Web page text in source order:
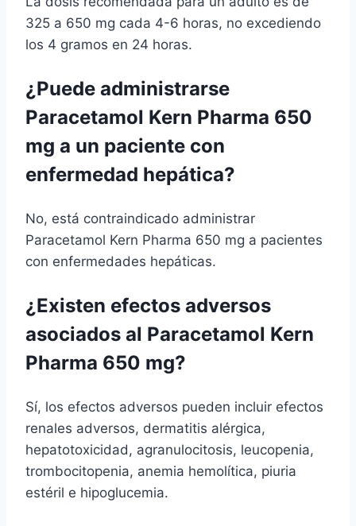
325 a 650 mg cada 4-6 horas, no excediendo
los 4 gramos en 24 horas.
¿Puede administrarse
Paracetamol Kern Pharma 650
mg a un paciente con
enfermedad hepática?
No, está contraindicado administrar
Paracetamol Kern Pharma 650 mg a pacientes
con enfermedades hepáticas.
¿Existen efectos adversos
asociados al Paracetamol Kern
Pharma 650 mg?
Sí, los efectos adversos pueden incluir efectos
renales adversos, dermatitis alérgica,
hepatotoxicidad, agranulocitosis, leucopenia,
trombocitopenia, anemia hemolítica, piuria
estéril e hipoglucemia.